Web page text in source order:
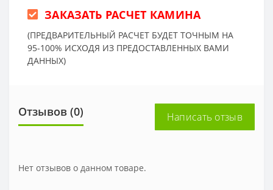
ЗАКАЗАТЬ РАСЧЕТ КАМИНА
(ПРЕДВАРИТЕЛЬНЫЙ РАСЧЕТ БУДЕТ ТОЧНЫМ НА
95-100% ИСХОДЯ ИЗ ПРЕДОСТАВЛЕННЫХ ВАМИ
ДАННЫХ)
Отзывов (0) Написать отзыв
Нет отзывов о данном товаре.